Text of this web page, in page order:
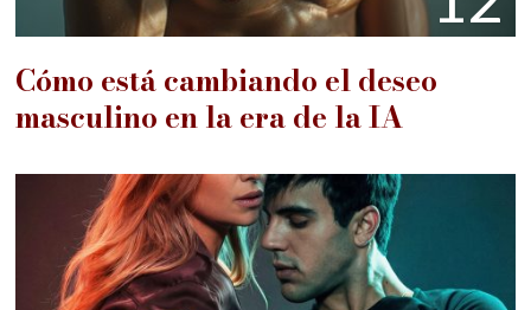
Cómo está cambiando el deseo
masculino en la era de la IA